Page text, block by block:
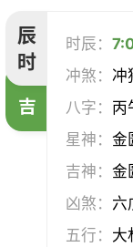
辰
时
吉
时辰：
冲煞：
八字： 丙
星神：金
吉神：金
凶煞： 六
五行： 大